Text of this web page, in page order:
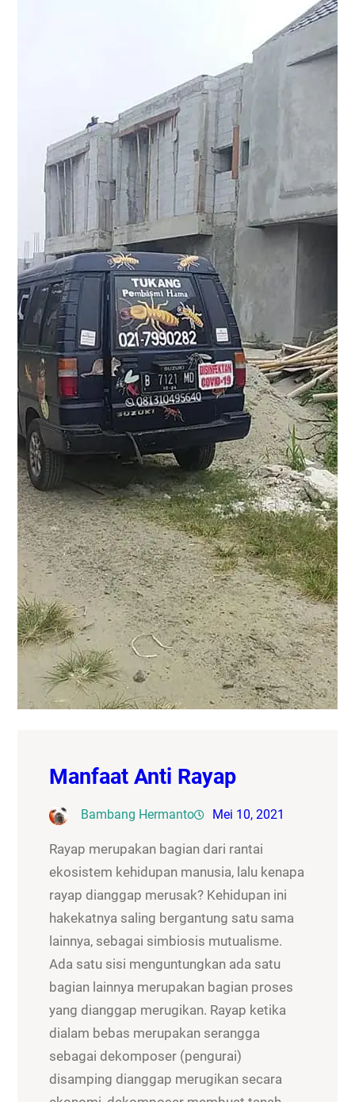
Manfaat Anti Rayap
Bambang Hermanto Mei 10, 2021
Rayap merupakan bagian dari rantai
ekosistem kehidupan manusia, lalu kenapa
rayap dianggap merusak? Kehidupan ini
hakekatnya saling bergantung satu sama
lainnya, sebagai simbiosis mutualisme.
Ada satu sisi menguntungkan ada satu
bagian lainnya merupakan bagian proses
yang dianggap merugikan. Rayap ketika
dialam bebas merupakan serangga
sebagai dekomposer (pengurai)
disamping dianggap merugikan secara